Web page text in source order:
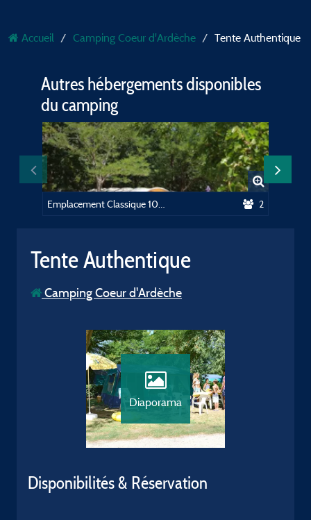
Accueil Camping Coeur d'Ardèche Tente Authentique
Autres hébergements disponibles
du camping
2
Tente Authentique
Camping Coeur d'Ardèche
Diaporama
Disponibilités & Réservation